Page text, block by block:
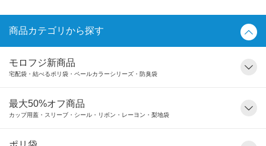
商品カテゴリから探す
モロフジ新商品
宅配袋・結べるポリ袋・ペールカラーシリーズ・防臭袋
最大50%オフ商品
カップ用蓋・スリーブ・シール・リボン・レーヨン・梨地袋